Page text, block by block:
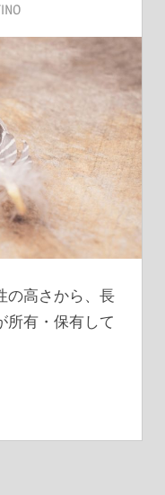
の高さから、長
所有・保有して